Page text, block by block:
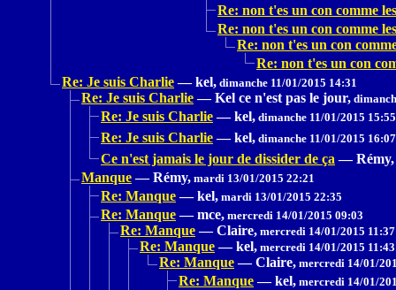
Re: non t'es un con comme
Re: non t'es un con comme
Re: non t'es un con
Re: non t'es un con
Re: Je suis Charlie — kel, dimanche 11/01/2015 14:31
Re: Je suis Charlie — Kel ce n'est pas le jour,
Re: Je suis Charlie — kel, dimanche 11/01/2015 15:55
Re: Je suis Charlie — kel, dimanche 11/01/2015 16:07
Ce n'est jamais le jour de dissider de ça — Rémy,
Manque — Rémy, mardi 13/01/2015 22:21
Re: Manque — kel, mardi 13/01/2015 22:35
Re: Manque — mce, mercredi 14/01/2015 09:03
Re: Manque — Claire, mercredi 14/01/2015 11:37
Re: Manque — kel, mercredi 14/01/2015 11:43
Re: Manque — Claire, mercredi 14/01/
Re: Manque — kel, mercredi 14/01/